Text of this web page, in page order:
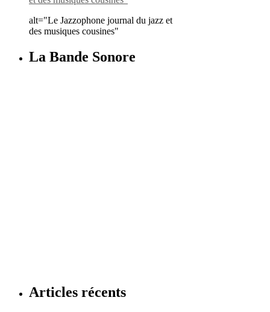
alt="Le Jazzophone journal du jazz et
des musiques cousines"
La Bande Sonore
Articles récents